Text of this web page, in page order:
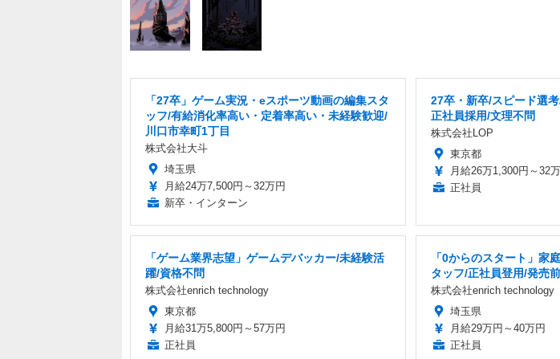
「27卒」ゲーム実況・eスポーツ動画の編集スタ
ッフ/有給消化率高い・定着率高い・未経験歓迎/
川口市幸町1丁目
株式会社大斗
埼玉県
月給24万7,500円～32万円
新卒・インターン
27卒・新卒/スピード選
正社員採用/文理不問
株式会社LOP
東京都
月給26万1,300円～32
正社員
「ゲーム業界志望」ゲームデバッカー/未経験活
躍/資格不問
株式会社enrich technology
東京都
月給31万5,800円～57万円
正社員
「0からのスタート」家
タッフ/正社員登用/発売
株式会社enrich technology
埼玉県
月給29万円～40万円
正社員